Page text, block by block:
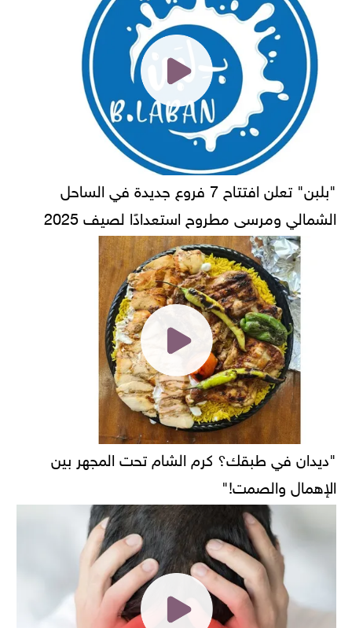
"بلبن" تعلن افتتاح 7 فروع جديدة في الساحل
الشمالي ومرسى مطروح استعدادًا لصيف 2025
"ديدان في طبقك؟ كرم الشام تحت المجهر بين
الإهمال والصمت!"